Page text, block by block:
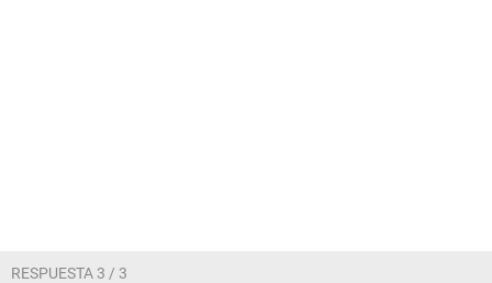
RESPUESTA 3 / 3